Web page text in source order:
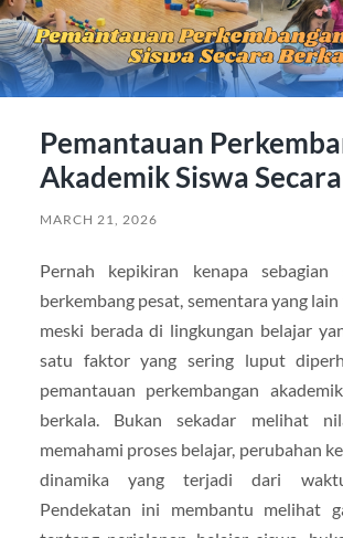
Pemantauan
Akademik Siswa
MARCH 21, 2026
Pernah kepikiran kenapa
berkembang pesat, sementara yang
meski berada di lingkungan belajar
satu faktor yang sering luput
pemantauan perkembangan
berkala. Bukan sekadar melihat
memahami proses belajar, perubahan
dinamika yang terjadi dari
Pendekatan ini membantu melihat